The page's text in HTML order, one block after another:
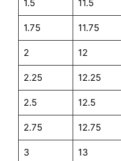
1.5 11.5
1.75 11.75
2 12
2.25 12.25
2.5 12.5
2.75 12.75
3 13